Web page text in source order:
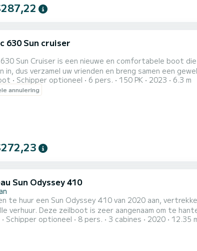
630 Sun cruiser
Sun Cruiser is een nieuwe en comfortabele boot die
in, dus verzamel uw vrienden en breng samen een
het praktische ontwerp heeft u gemakkelijk toegang
kunt u veel plaatsen bereiken voordat u naar het
Schipper optioneel 6 pers. 150 PK 2023 6.3 m
annulering
Sun Odyssey 410
te huur een Sun Odyssey 410 van 2020 aan,
verhuur. Deze zeilboot is zeer aangenaam om te hanteren
hut(ten) en een capaciteit van 8 personen.
Schipper optioneel 8 pers. 3 cabines 2020 12.35